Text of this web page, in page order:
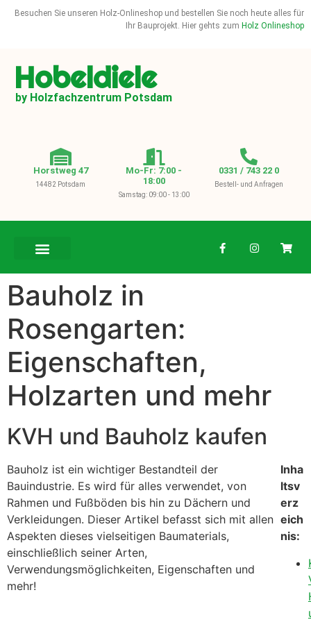
Besuchen Sie unseren Holz-Onlineshop und bestellen Sie noch heute alles für
Ihr Bauprojekt. Hier gehts zum Holz Onlineshop
Hobeldiele
by Holzfachzentrum Potsdam
Horstweg 47
14482 Potsdam
Mo-Fr: 7:00 -
18:00
Samstag: 09:00 - 13:00
0331 / 743 22 0
Bestell- und Anfragen
Bauholz in
Rosengarten:
Eigenschaften,
Holzarten und mehr
KVH und Bauholz kaufen
Bauholz ist ein wichtiger Bestandteil der
Bauindustrie. Es wird für alles verwendet, von
Rahmen und Fußböden bis hin zu Dächern und
Verkleidungen. Dieser Artikel befasst sich mit allen
Aspekten dieses vielseitigen Baumaterials,
einschließlich seiner Arten,
Verwendungsmöglichkeiten, Eigenschaften und
mehr!
Inha
ltsv
erz
eich
nis: